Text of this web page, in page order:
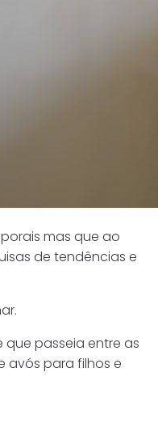
mas que ao
de tendências e
passeia entre as
avós para filhos e